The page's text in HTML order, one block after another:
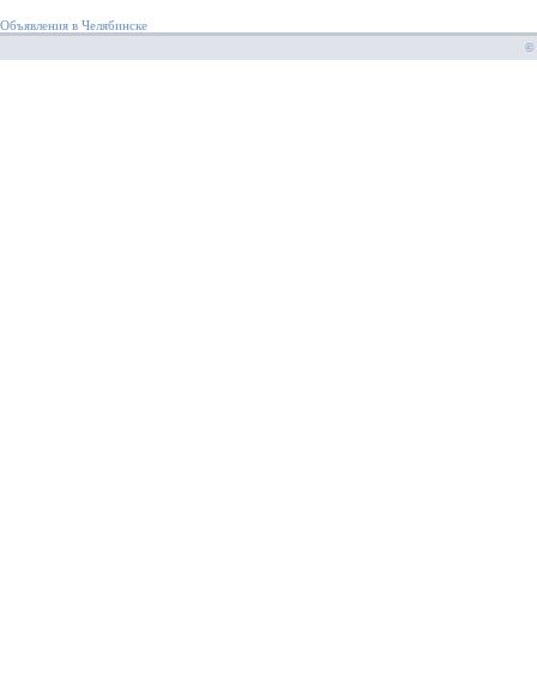
Объявления в Челябинске
©